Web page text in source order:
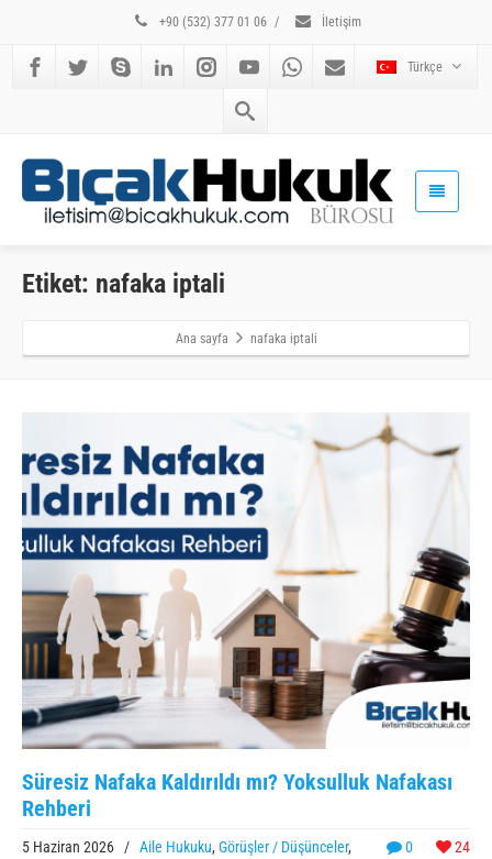
+90 (532) 377 01 06 / İletişim
Türkçe
Etiket: nafaka iptali
Ana sayfa nafaka iptali
Süresiz Nafaka Kaldırıldı mı? Yoksulluk Nafakası
Rehberi
0 24
5 Haziran 2026 / Aile Hukuku, Görüşler / Düşünceler,